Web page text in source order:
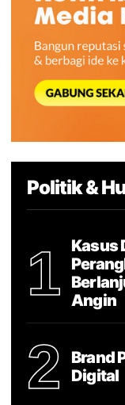
Politik &
1
Kasus
Angin
2
Brand
Digital